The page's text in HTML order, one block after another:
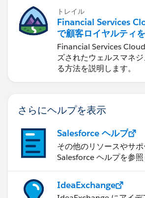
トレイル
Financial Services
で顧客ロイヤルティ
進
Financial Services
ズされたウェルスマネ
る方法を説明します。
さらにヘルプを表示
Salesforce ヘルプ
その他のリソースやサ
Salesforce ヘルプを参照
IdeaExchange